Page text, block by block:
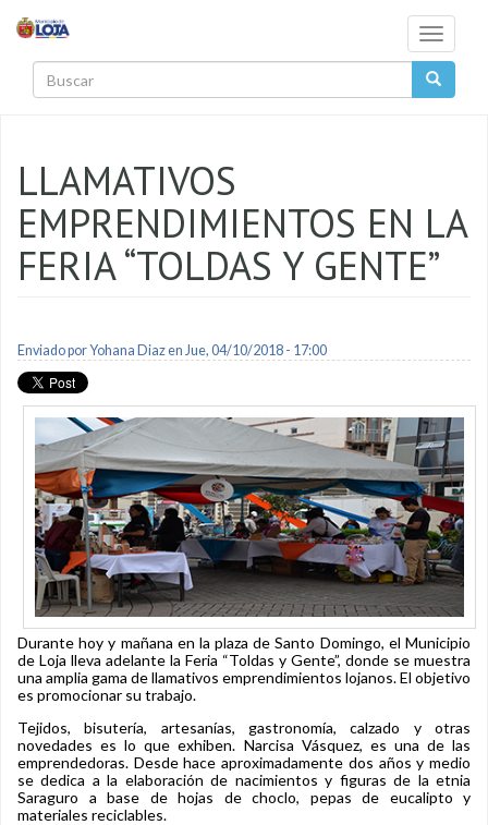
Toggle
LLAMATIVOS
EMPRENDIMIENTOS EN LA
FERIA “TOLDAS Y GENTE”
Enviado porYohana Diazen Jue, 04/10/2018 - 17:00
Durante hoy y mañana en la plaza de Santo Domingo, el Municipio
de Loja lleva adelante la Feria “Toldas y Gente”, donde se muestra
una amplia gama de llamativos emprendimientos lojanos. El objetivo
es promocionar su trabajo.
Tejidos, bisutería, artesanías, gastronomía, calzado y otras
novedades es lo que exhiben. Narcisa Vásquez, es una de las
emprendedoras. Desde hace aproximadamente dos años y medio
se dedica a la elaboración de nacimientos y figuras de la etnia
Saraguro a base de hojas de choclo, pepas de eucalipto y
materiales reciclables.